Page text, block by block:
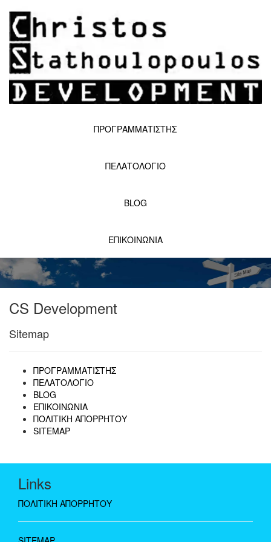
ΠΡΟΓΡΑΜΜΑΤΙΣΤΗΣ
ΠΕΛΑΤΟΛΟΓΙΟ
BLOG
ΕΠΙΚΟΙΝΩΝΙΑ
CS Development
Sitemap
ΠΡΟΓΡΑΜΜΑΤΙΣΤΗΣ
ΠΕΛΑΤΟΛΟΓΙΟ
BLOG
ΕΠΙΚΟΙΝΩΝΙΑ
ΠΟΛΙΤΙΚΗ ΑΠΟΡΡΗΤΟΥ
SITEMAP
Links
ΠΟΛΙΤΙΚΗ ΑΠΟΡΡΗΤΟΥ